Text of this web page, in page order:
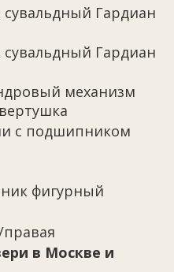
сувальдный Гардиан
сувальдный Гардиан
механизм
с подшипником
фигурный
в Москве и